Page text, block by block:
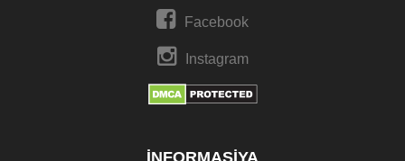
Facebook
Instagram